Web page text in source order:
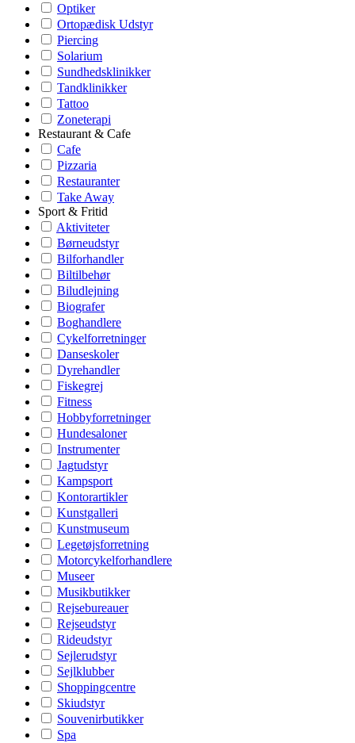
Optiker
Ortopædisk Udstyr
Piercing
Solarium
Sundhedsklinikker
Tandklinikker
Tattoo
Zoneterapi
Restaurant & Cafe
Cafe
Pizzaria
Restauranter
Take Away
Sport & Fritid
Aktiviteter
Børneudstyr
Bilforhandler
Biltilbehør
Biludlejning
Biografer
Boghandlere
Cykelforretninger
Danseskoler
Dyrehandler
Fiskegrej
Fitness
Hobbyforretninger
Hundesaloner
Instrumenter
Jagtudstyr
Kampsport
Kontorartikler
Kunstgalleri
Kunstmuseum
Legetøjsforretning
Motorcykelforhandlere
Museer
Musikbutikker
Rejsebureauer
Rejseudstyr
Rideudstyr
Sejlerudstyr
Sejlklubber
Shoppingcentre
Skiudstyr
Souvenirbutikker
Spa